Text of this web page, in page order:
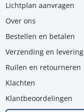
Lichtplan aanvragen
Over ons
Bestellen en betalen
Verzending en levering
Ruilen en retourneren
Klachten
Klantbeoordelingen